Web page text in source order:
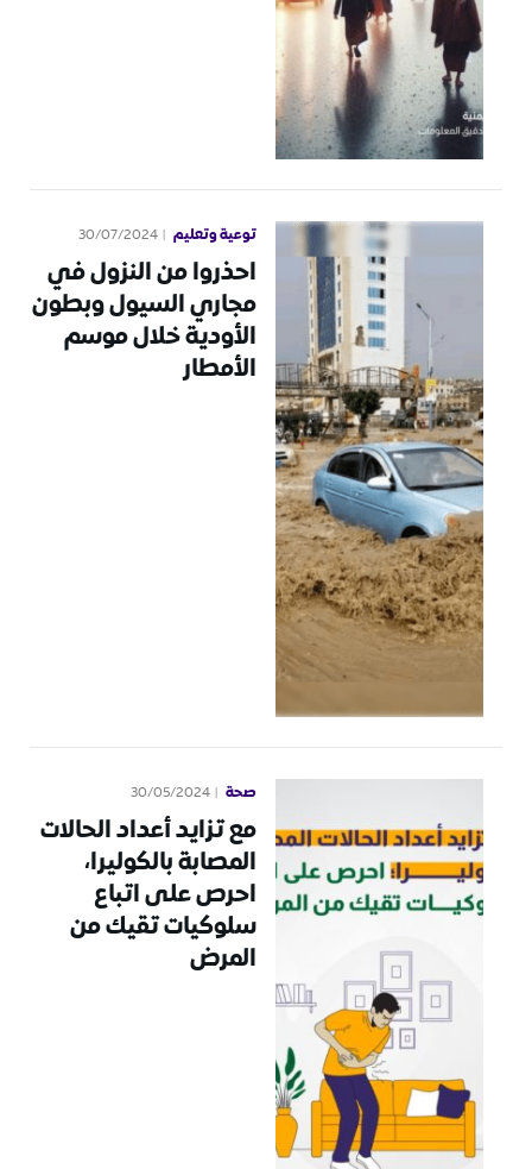
توعية وتعليم 30/07/2024
احذروا من النزول في
مجاري السيول وبطون
الأودية خلال موسم
الأمطار
صحة 30/05/2024
مع تزايد أعداد الحالات
المصابة بالكوليرا،
احرص على اتباع
سلوكيات تقيك من
المرض